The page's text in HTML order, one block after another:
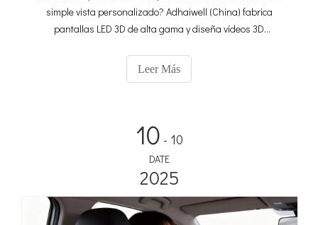
simple vista personalizado? Adhaiwell (China) fabrica
pantallas LED 3D de alta gama y diseña vídeos 3D
especificaciones, el retorno de la inversión (ROI) y consejos de
instalación.
Leer Más
10 - 10
DATE
2025